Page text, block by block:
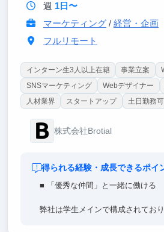
週 1日〜
マーケティング/ 経営・企画
フルリモート
インターン生3人以上在籍 事業立案
SNSマーケティング
Webデザイナー
人材業界
スタートアップ 土日勤務可
株式会社Brotial
得られる経験・成長できるポイ
■ 「優秀な仲間」と一緒に働ける
弊社は学生メインで構成されてお